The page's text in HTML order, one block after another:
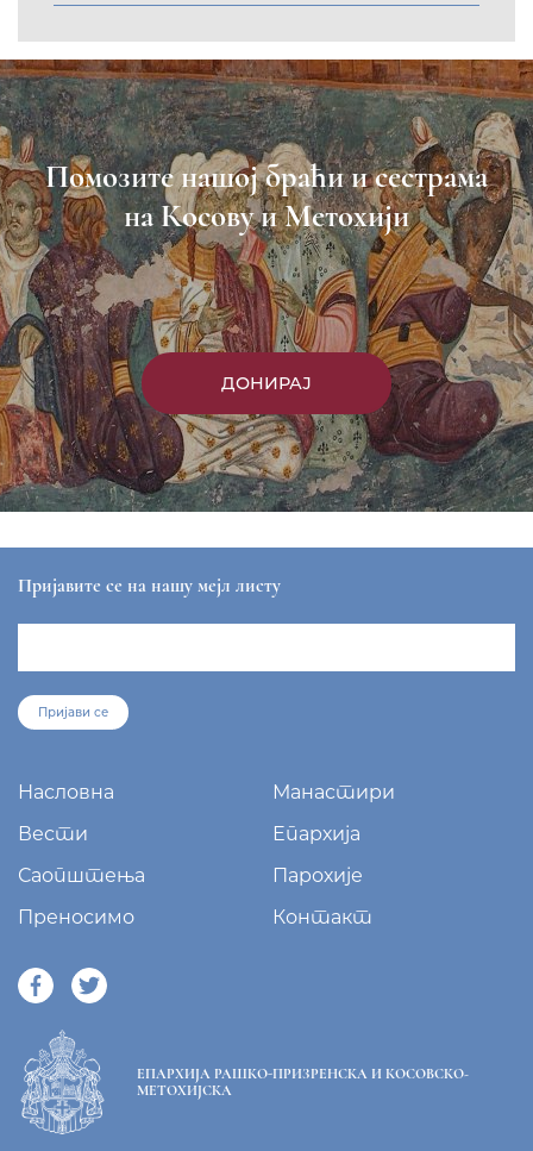
Помозите нашој браћи и сестрама
на Косову и Метохији
ДОНИРАЈ
Пријавите се на нашу мејл листу
Пријави се
Насловна
Манастири
Вести
Епархија
Саопштења
Парохије
Преносимо
Контакт
ЕПАРХИЈА РАШКО-ПРИЗРЕНСКА И КОСОВСКО-
МЕТОХИЈСКА